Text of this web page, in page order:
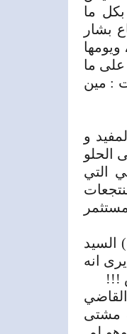
ما
بشار
على ما
: مين
و
الحلو
التي
السيد
انه
!!!
مشتى